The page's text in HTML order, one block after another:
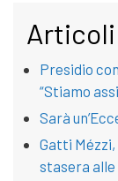
Presidio
“Stiamo
Sarà
Gatti
stasera alle